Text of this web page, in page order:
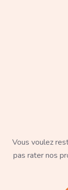
Vous voulez
pas rater nos